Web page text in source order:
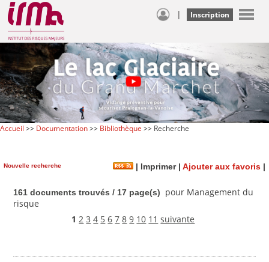
| Inscription
Accueil >> Documentation>> Bibliothèque >> Recherche
Nouvelle recherche | Imprimer| Ajouter aux favoris |
161 documents trouvés / 17 page(s)
pour Management du
risque
1 2 3 4 5 6 7 8 9 10 11 suivante